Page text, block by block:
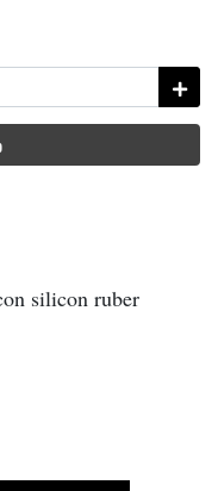
silicon ruber